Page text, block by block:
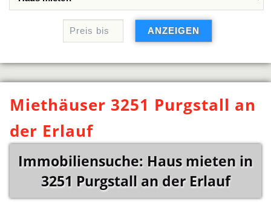
Miethäuser 3251 Purgstall an
der Erlauf
Immobiliensuche: Haus mieten in
3251 Purgstall an der Erlauf